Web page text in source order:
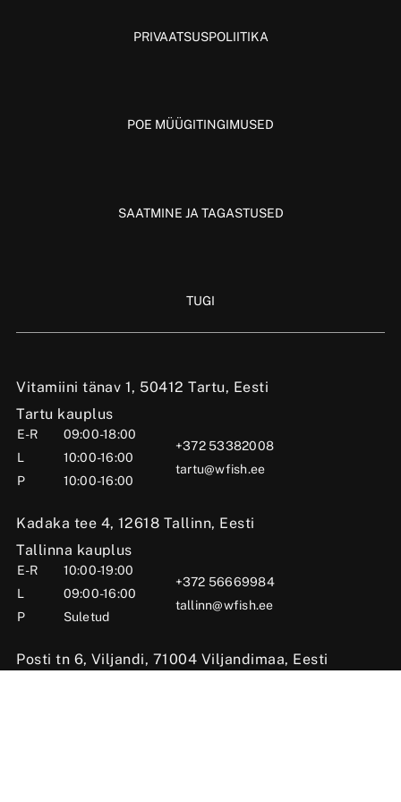
Vitamiini tänav 1, 50412 Tartu, Eesti
Tartu kauplus
E-R
09:00-18:00
L
10:00-16:00
P
10:00-16:00
+372 53382008
tartu@wfish.ee
Kadaka tee 4, 12618 Tallinn, Eesti
Tallinna kauplus
E-R
10:00-19:00
L
09:00-16:00
P
Suletud
+372 56669984
tallinn@wfish.ee
Posti tn 6, Viljandi, 71004 Viljandimaa, Eesti
PRIVAATSUSPOLIITIKA
POE MÜÜGITINGIMUSED
SAATMINE JA TAGASTUSED
TUGI